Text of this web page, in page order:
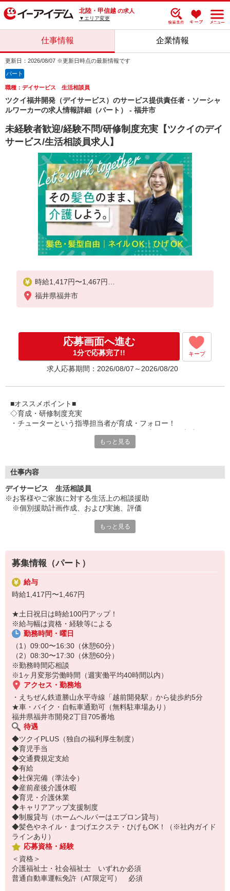
北陸・甲信越 の求人
▼エリア変更
仕事情報 企業情報
更新日：2026/08/07 ※更新日時点の最新情報です
パート
職種：デイサービス 生活相談員
ツクイ福井開発（デイサービス）のサービス提供責任者・ソーシャ
ルワーカーの求人情報詳細（パート） - 福井市
未経験者歓迎/経験不問/研修制度充実【ツクイのデイ
サービス/生活相談員求人】
時給1,417円〜1,467円
★土日祝日は時給100円アップ！
福井県福井市
応募画面へ進む
1分で応募完了!! キープ
求人応募期間：2026/08/07～2026/08/20
■オススメポイント■
◇育成・研修制度充実
・チューターという指導担当者が育成・フォロー！
・キャリアアップ支援制度を活用して働きながら資格取得が可能
・ツクイ独自の福祉厚生制度でプライベートも充実
・子育て支援の福利厚生制度あり！子育てと仕事の両立を応援◎
・スタッフ何でも相談窓口やライフキャリア相談など、各相談窓
口あり
◇頑張った分、スタッフに還元！
・パートは特別手当の支給あり
もっと見る
仕事内容
デイサービス 生活相談員
※お客様やご家族に対する生活上の相談援助
※個別援助計画作成、および実施、評価
※サービス担当者会議への出席
※介護業務、送迎・添乗業務など
★＼サービス・職種の魅力／
生活相談員はサービスの質の向上における重要なキーパーソンとな
る存在です。さまざまな人との出会いから、人とのつながりが生ま
性を磨いていくことができるのも、生活相談員の魅力です。日勤の
勤務でワークライフバランスに合わせた働き方ができます。
もっと見る
募集情報（パート）
給与
時給1,417円〜1,467円
★土日祝日は時給100円アップ！
※給与幅は資格・経験等による
勤務時間・曜日
（1）09:00〜16:30（休憩60分）
（2）08:30〜17:30（休憩60分）
※勤務時間応相談
※1ヶ月変形労働時間（週実働平均40時間以内）
アクセス・勤務地
・えちぜん鉄道勝山永平寺線「越前開発駅」から徒歩約5分
★車・バイク・自転車通勤可（無料駐車場あり）
福井県福井市開発2丁目705番地
待遇
◆ツクイPLUS（独自の福利厚生制度）
◆育児手当
◆交通費規定支給
◆有給
◆社保完備（準法令）
◆産前産後介護休暇
◆育児・介護休業
◆キャリアアップ支援制度
◆制服貸与（ホームヘルパーはエプロン貸与）
◆髪色やネイル・まつげエクステ・ひげもOK！（※社内ガイド
ラインあり）
応募資格・経験
＜資格＞
介護福祉士・社会福祉士 いずれか必須
普通自動車運転免許（AT限定可） 必須